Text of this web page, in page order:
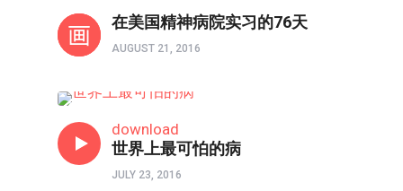
在美国精神病院实习的76天
AUGUST 21, 2016
download
世界上最可怕的病
JULY 23, 2016